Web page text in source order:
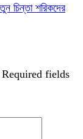
চিন্তা শরিকদের
Required fields